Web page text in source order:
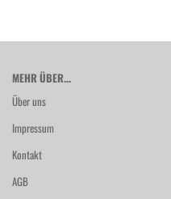
MEHR ÜBER...
Über uns
Impressum
Kontakt
AGB